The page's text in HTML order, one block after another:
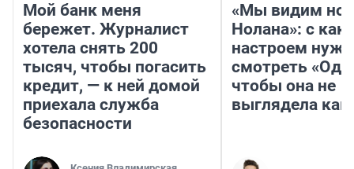
Мой банк меня
бережет. Журналист
хотела снять 200
тысяч, чтобы погасить
кредит, — к ней домой
приехала служба
безопасности
«Мы видим
Нолана»: с
настроем
смотреть
чтобы она не
выглядела как